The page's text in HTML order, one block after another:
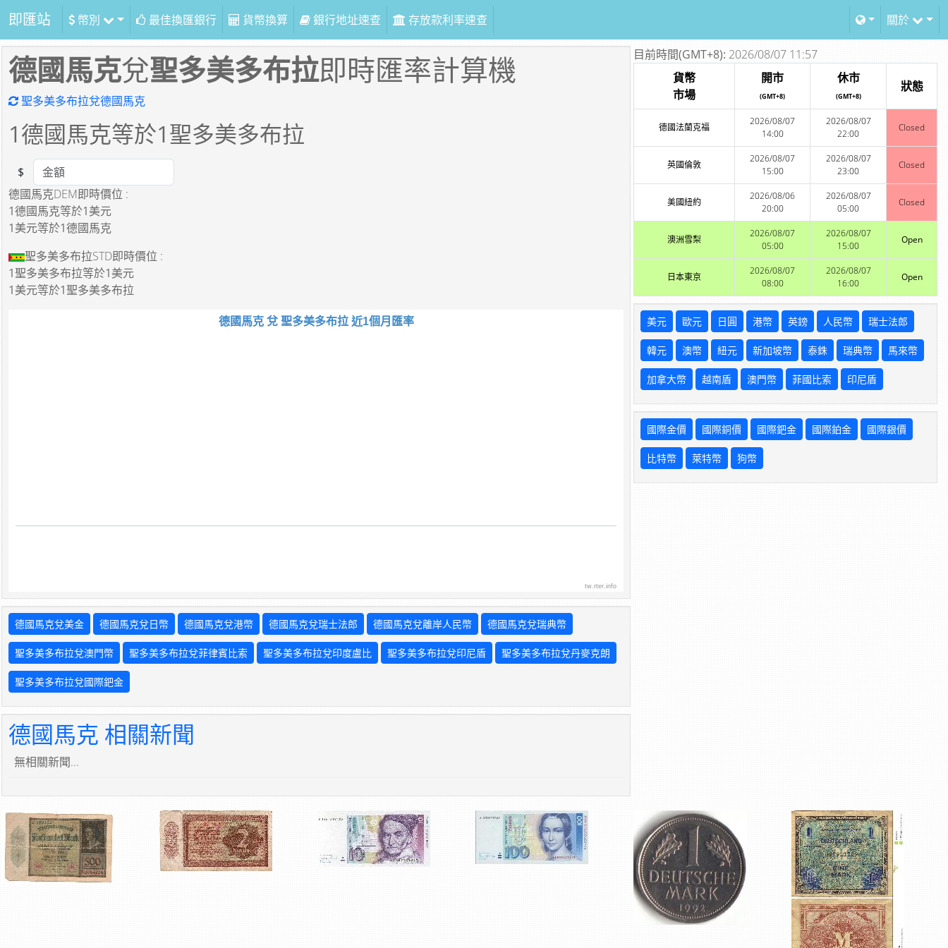
即匯站 幣別 最佳換匯銀行 貨幣換算 銀行地址速查 存放款利率速查 關於
德國馬克兌聖多美多布拉即時匯率計算機
聖多美多布拉兌德國馬克
1德國馬克等於1聖多美多布拉
Amount
$
德國馬克DEM即時價位 :
1德國馬克等於1美元
1美元等於1德國馬克
聖多美多布拉STD即時價位 :
1聖多美多布拉等於1美元
1美元等於1聖多美多布拉
德國馬克 兌 聖多美多布拉 近1個月匯率
tw.rter.info
德國馬克兌美金 德國馬克兌日幣 德國馬克兌港幣 德國馬克兌瑞士法郎 德國馬克兌離岸人民幣 德國馬克兌瑞典幣
聖多美多布拉兌澳門幣 聖多美多布拉兌菲律賓比索 聖多美多布拉兌印度盧比 聖多美多布拉兌印尼盾 聖多美多布拉兌丹麥克朗
聖多美多布拉兌國際鈀金
德國馬克 相關新聞
無相關新聞...
目前時間(GMT+8): 2026/08/07 11:57
貨幣
市場
開市
(GMT+8)
休市
(GMT+8)
狀態
德國法蘭克福
2026/08/07
14:00
2026/08/07
22:00
Closed
英國倫敦
2026/08/07
15:00
2026/08/07
23:00
Closed
美國紐約
2026/08/06
20:00
2026/08/07
05:00
Closed
澳洲雪梨
2026/08/07
05:00
2026/08/07
15:00
Open
日本東京
2026/08/07
08:00
2026/08/07
16:00
Open
美元 歐元 日圓 港幣 英鎊 人民幣 瑞士法郎
韓元 澳幣 紐元 新加坡幣 泰銖 瑞典幣 馬來幣
加拿大幣 越南盾 澳門幣 菲國比索 印尼盾
國際金價 國際銅價 國際鈀金 國際鉑金 國際銀價
比特幣 萊特幣 狗幣